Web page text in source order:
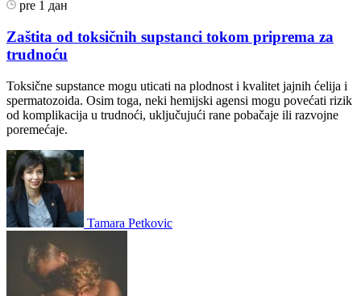
pre 1 дан
Zaštita od toksičnih supstanci tokom priprema za
trudnoću
Toksične supstance mogu uticati na plodnost i kvalitet jajnih ćelija i
spermatozoida. Osim toga, neki hemijski agensi mogu povećati rizik
od komplikacija u trudnoći, uključujući rane pobačaje ili razvojne
poremećaje.
Tamara Petkovic